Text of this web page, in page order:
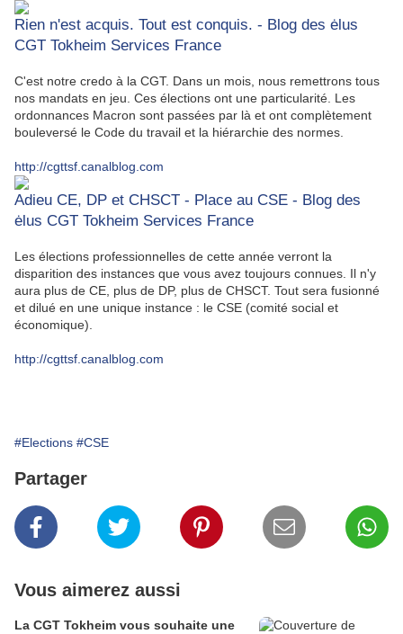
Rien n'est acquis. Tout est conquis. - Blog des ėlus
CGT Tokheim Services France
C'est notre credo à la CGT. Dans un mois, nous remettrons tous
nos mandats en jeu. Ces élections ont une particularité. Les
ordonnances Macron sont passées par là et ont complètement
bouleversé le Code du travail et la hiérarchie des normes.
http://cgttsf.canalblog.com
Adieu CE, DP et CHSCT - Place au CSE - Blog des
ėlus CGT Tokheim Services France
Les élections professionnelles de cette année verront la
disparition des instances que vous avez toujours connues. Il n'y
aura plus de CE, plus de DP, plus de CHSCT. Tout sera fusionné
et dilué en une unique instance : le CSE (comité social et
économique).
http://cgttsf.canalblog.com
#Elections #CSE
Partager
Vous aimerez aussi
La CGT Tokheim vous souhaite une